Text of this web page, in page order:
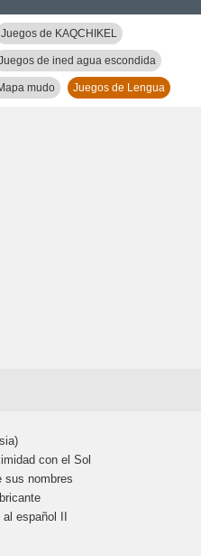
Juegos de KAQCHIKEL
de ined agua escondida
mudo Juegos de Lengua
con el Sol
sus nombres
español II